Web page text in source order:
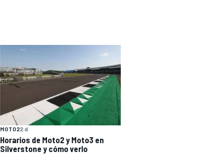
MOTO22 d
Horarios de Moto2 y Moto3 en
Silverstone y cómo verlo